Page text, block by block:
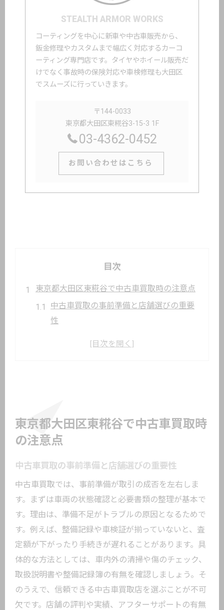
STEALTH ARMOR WORKS
コーティングを中心に新車や中古車販売から、
鈑金修理やカスタムまで幅広く対応するカーコ
ーティング専門店です。タイヤやホイール販売だ
けでなく事故時の保険対応や車検修理も大田区
でスムーズに行っていきます。
〒144-0033
東京都大田区東糀谷3-15-3 1F
03-4362-0452
お問い合わせはこちら
目次
東京都大田区東糀谷で中古車買取時の注意点
中古車買取の事前準備と店舗選びの重要
性
大田区の中古車販売店を利用する際のポ
中古車買取サービス選択で失敗しない方
法
中古車買取トラブル事例から学ぶ安心売却術
よくある中古車買取トラブルの事例と対
策
大田区の事故車買取で生じやすい問題点
中古車買取時の契約解除トラブルを防ぐ
方法
売却後のクレームを防ぐ伝え方のコツ
中古車買取で一括査定を利用する際の注
意
東京都大田区東糀谷で中古車買取時
の注意点
中古車買取の事前準備と店舗選びの重要性
中古車買取では、事前準備が取引の成否を左右しま
す。まずは車両の状態確認と必要書類の整理が基本で
す。理由は、準備不足がトラブルの原因となるためで
す。例えば、整備記録や車検証が揃っていないと、査
定額が下がったり手続きが遅れることがあります。具
体的な方法としては、車内外の清掃や傷のチェック、
取扱説明書や整備記録簿の有無を確認しましょう。そ
のうえで、信頼できる中古車買取店を選ぶことが不可
欠です。店舗の評判や実績、アフターサポートの有無